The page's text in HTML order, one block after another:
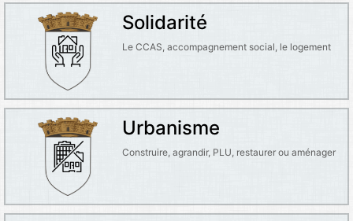
Solidarité
Le CCAS, accompagnement social, le logement
Urbanisme
Construire, agrandir, PLU, restaurer ou aménager